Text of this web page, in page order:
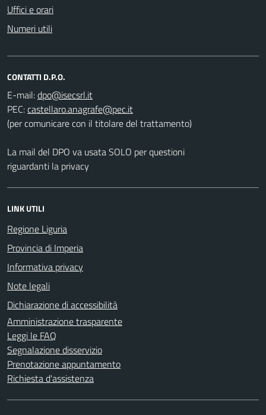
Uffici e orari
Numeri utili
CONTATTI D.P.O.
E-mail:
PEC:
(per comunicare con il titolare del trattamento)
La mail del DPO va usata SOLO per questioni
riguardanti la privacy
LINK UTILI
Regione Liguria
Provincia di Imperia
Informativa privacy
Note legali
Dichiarazione di accessibilità
Amministrazione trasparente
Leggi le FAQ
Segnalazione disservizio
Prenotazione appuntamento
Richiesta d'assistenza